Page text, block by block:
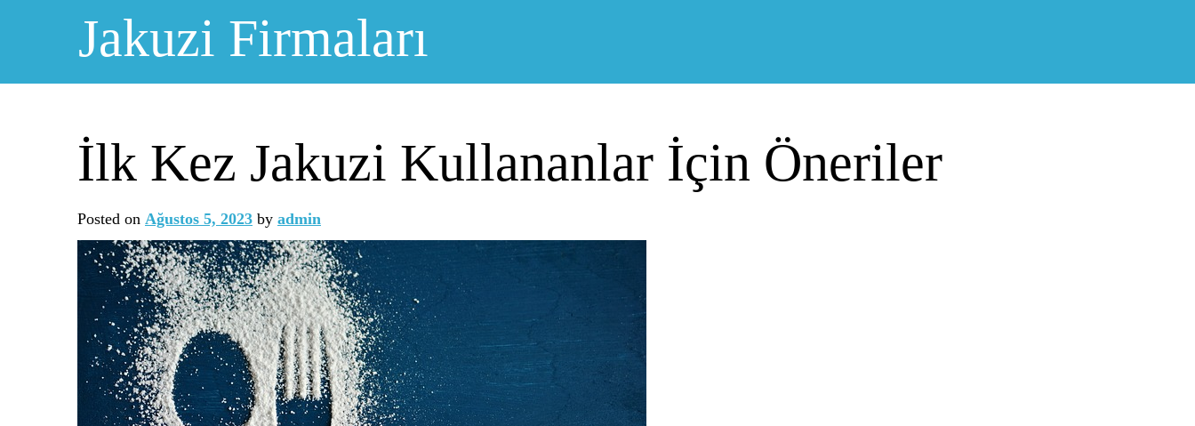
Jakuzi Firmaları
İlk Kez Jakuzi Kullananlar İçin Öneriler
Posted on Ağustos 5, 2023 by admin